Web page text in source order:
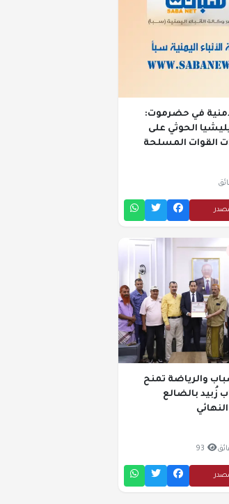
في حضرموت:
الحوثي على
القوات المسلحة
والرياضة تمنح
زُبيد بالضالع
93